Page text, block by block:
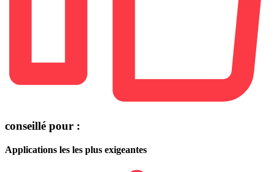
conseillé pour :
Applications les les plus exigeantes